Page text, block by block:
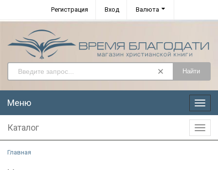
Регистрация Вход Валюта
Найти
Меню
Меню
Каталог
Главная